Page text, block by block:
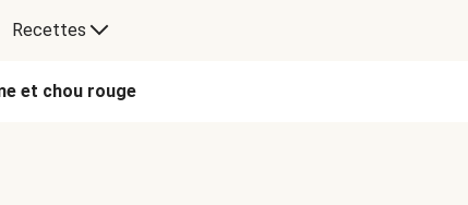
Recettes
et chou rouge